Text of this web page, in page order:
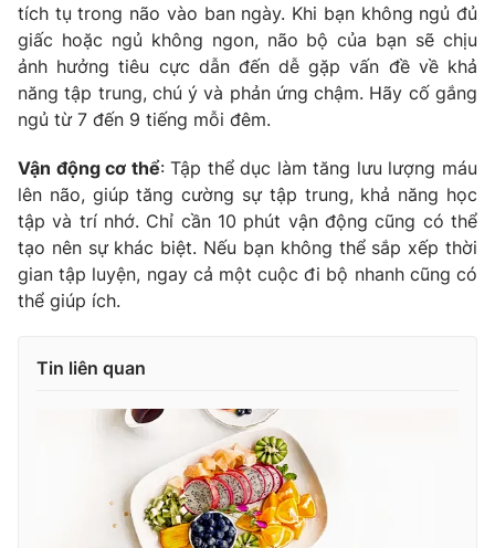
tích tụ trong não vào ban ngày. Khi bạn không ngủ đủ
giấc hoặc ngủ không ngon, não bộ của bạn sẽ chịu
ảnh hưởng tiêu cực dẫn đến dễ gặp vấn đề về khả
năng tập trung, chú ý và phản ứng chậm. Hãy cố gắng
ngủ từ 7 đến 9 tiếng mỗi đêm.
Vận động cơ thể: Tập thể dục làm tăng lưu lượng máu
lên não, giúp tăng cường sự tập trung, khả năng học
tập và trí nhớ. Chỉ cần 10 phút vận động cũng có thể
tạo nên sự khác biệt. Nếu bạn không thể sắp xếp thời
gian tập luyện, ngay cả một cuộc đi bộ nhanh cũng có
thể giúp ích.
Tin liên quan